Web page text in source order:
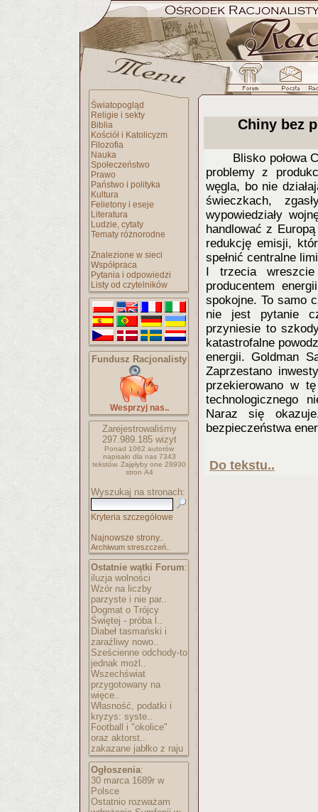
Światopogląd
Religie i sekty
Biblia
Kościół i Katolicyzm
Filozofia
Nauka
Społeczeństwo
Prawo
Państwo i polityka
Kultura
Felietony i eseje
Literatura
Ludzie, cytaty
Tematy różnorodne
Znalezione w sieci
Współpraca
Pytania i odpowiedzi
Listy od czytelników
Fundusz Racjonalisty
Wesprzyj nas..
Zarejestrowaliśmy
297.989.185wizyt
Ponad 1062 autorów
napisało dla nas 7343
tekstów. Zajęłyby one 28930
stron A4
Wyszukaj na stronach:
Kryteria szczegółowe
Najnowsze strony..
Archiwum streszczeń..
Ostatnie wątki Forum:
iluzja wolności
Wzór na liczby
parzyste i nie par..
Dogmat o Trójcy
Świętej - próba l..
Diabeł tasmański i
zaraźliwy nowo..
Sześcienne odchody-to
jednak możl..
Wszechświat
przygotowany na
więce..
Własność, podatki i
kryzys: syste..
Football i "okolice"
oraz aktorst..
zakazane jabłko z raju
Ogłoszenia:
30 marca 1689r w
Polsce
Ostatnio rozważam
Chiny bez
Blisko połowa
problemy z
węgla, bo nie
świeczkach,
wypowiedziały
handlować z
redukcję emisji,
spełnić centralne
I trzecia
producentem
spokojne. To samo
nie jest pytanie
przyniesie to
katastrofalne
energii. Goldman
Zaprzestano
przekierowano w
technologicznego
Naraz się
bezpieczeństwa
Do tekstu..